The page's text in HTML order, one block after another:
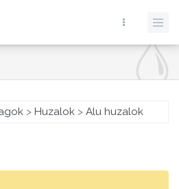
> Huzalok > Alu huzalok